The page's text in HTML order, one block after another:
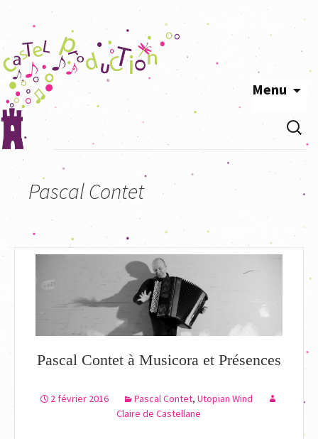
Menu
au
contenu
Pascal Contet
Pascal Contet à Musicora et Présences
2 février 2016 Pascal Contet,Utopian Wind
Claire de Castellane